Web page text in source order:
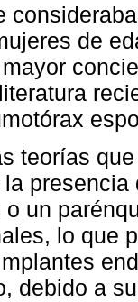
de
teorías
un
lo que
debido a